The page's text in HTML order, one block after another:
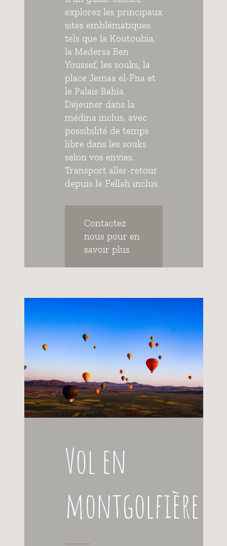
explorez les principaux
sites emblématiques
tels que la Koutoubia,
la Medersa Ben
Youssef, les souks, la
place Jemaa el-Fna et
le Palais Bahia.
Déjeuner dans la
médina inclus, avec
possibilité de temps
libre dans les souks
selon vos envies.
Transport aller-retour
depuis le Fellah inclus.
Contactez
nous pour en
savoir plus
Vol en
montgolfière